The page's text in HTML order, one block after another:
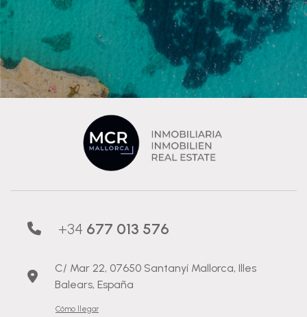
+34 677 013 576
C/ Mar 22, 07650 Santanyí Mallorca, Illes
Balears, España
Cómo llegar